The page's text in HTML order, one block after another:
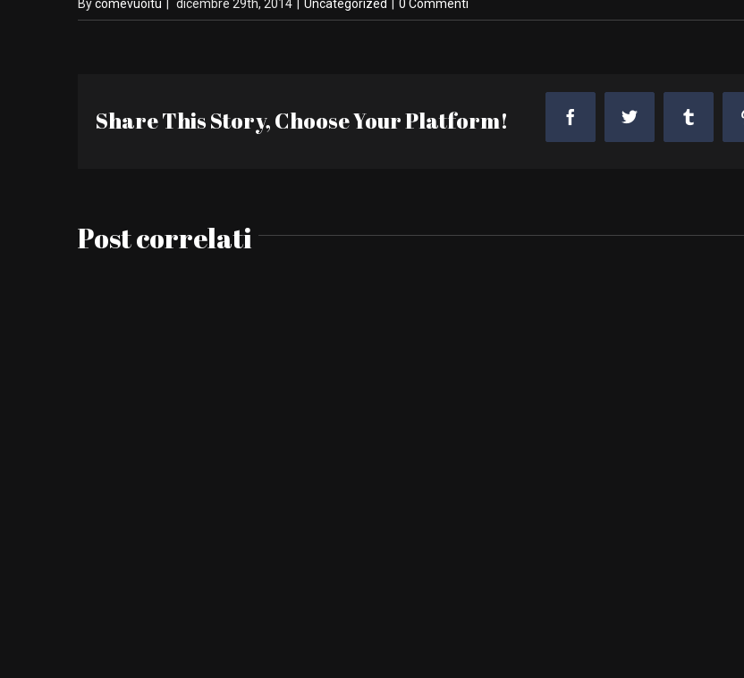
Bycomevuoitu dicembre 29th, 2014 Uncategorized 0 Commenti
Share This Story, Choose Your Platform! FacebookTwitter Tumblr
Post correlati